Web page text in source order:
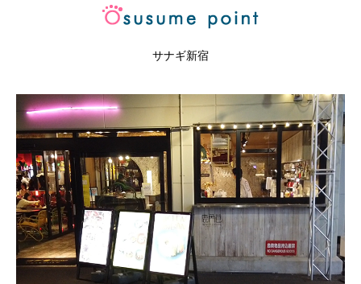
サナギ新宿